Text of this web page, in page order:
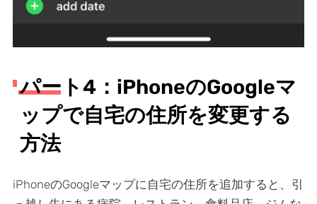
パート4：iPhoneのGoogleマ
ップで自宅の住所を変更する
方法
iPhoneのGoogleマップに自宅の住所を追加すると、引